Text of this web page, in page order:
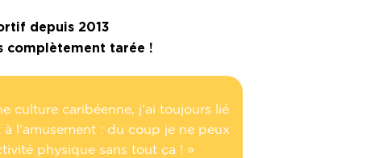
depuis 2013
complètement tarée !
culture caribéenne, j’ai toujours lié
l’amusement : du coup je ne peux
physique sans tout ça ! »